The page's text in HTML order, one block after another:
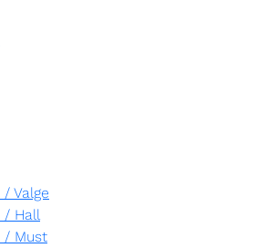
/ Valge
/ Hall
/ Must